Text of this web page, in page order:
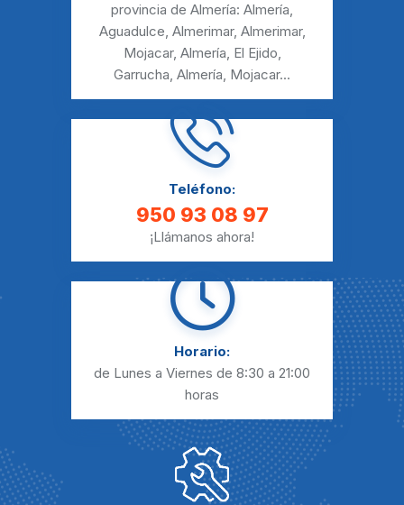
provincia de Almería: Almería,
Aguadulce, Almerimar, Almerimar,
Mojacar, Almería, El Ejido,
Garrucha, Almería, Mojacar...
Teléfono:
950 93 08 97
¡Llámanos ahora!
Horario:
de Lunes a Viernes de 8:30 a 21:00
horas